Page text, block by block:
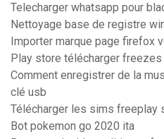
Telecharger whatsapp pour
Nettoyage base de registre
Importer marque page firefox
Play store télécharger freezes
Comment enregistrer de la
clé usb
Télécharger les sims freeplay
Bot pokemon go 2020 ita